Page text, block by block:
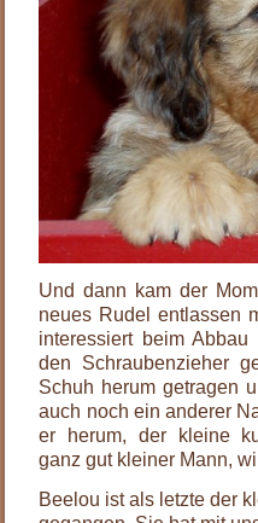
Und dann kam der
neues Rudel entlassen
interessiert beim
den Schraubenzieher
Schuh herum getragen
auch noch ein anderer
er herum, der kleine
ganz gut kleiner Mann,
Beelou ist als letzte der